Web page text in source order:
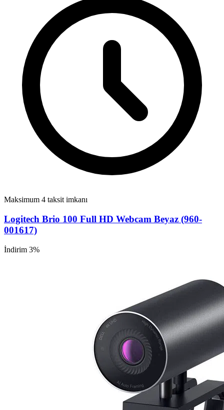
Maksimum 4 taksit imkanı
Logitech Brio 100 Full HD Webcam Beyaz (960-
001617)
İndirim 3%